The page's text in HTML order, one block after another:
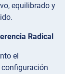
equilibrado y
Radical
el